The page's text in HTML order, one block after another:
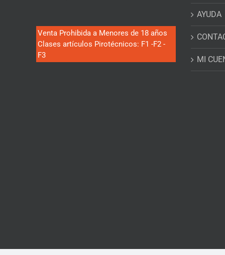
Venta Prohibida a Menores de 18 años
Clases artículos Pirotécnicos: F1 -F2 -
F3
AYUDA
MI